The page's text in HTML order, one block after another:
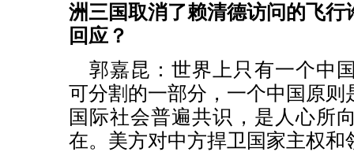
洲三国取消了赖清德访问的飞行
回应？
郭嘉昆：世界上只有一个中
可分割的一部分，一个中国原则
国际社会普遍共识，是人心所
在。美方对中方捍卫国家主权和